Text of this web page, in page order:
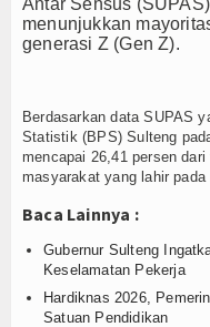
Gallery
Forum
Register
Login
Status Tuan
1 Agustus
Antar Sensus
menunjukkan
generasi Z (Gen Z).
Berdasarkan data SUPAS
Statistik (BPS) Sulteng
mencapai 26,41 persen
masyarakat yang lahir
Baca Lainnya :
Gubernur Sulteng
Keselamatan Pekerja
Hardiknas 2026,
Satuan Pendidikan